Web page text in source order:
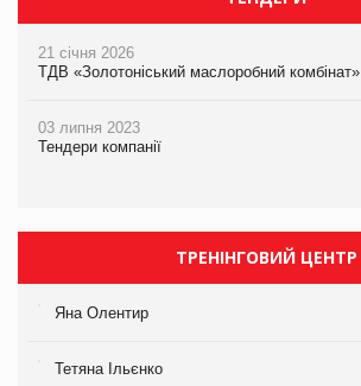
21 січня 2026
ТДВ «Золотоніський маслоробний комбінат»
03 липня 2023
Тендери компанії
ТРЕНІНГОВИЙ ЦЕНТР
Яна Олентир
Тетяна Ільєнко